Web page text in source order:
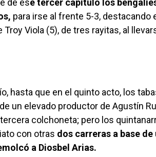
de ese tercer capítulo los
para irse al frente 5-3, destacando
Viola (5), de tres rayitas, al
hasta que en el quinto acto, los
un elevado productor de Agustín
colchoneta; pero los
con otras dos carreras a base
a Diosbel Arias.